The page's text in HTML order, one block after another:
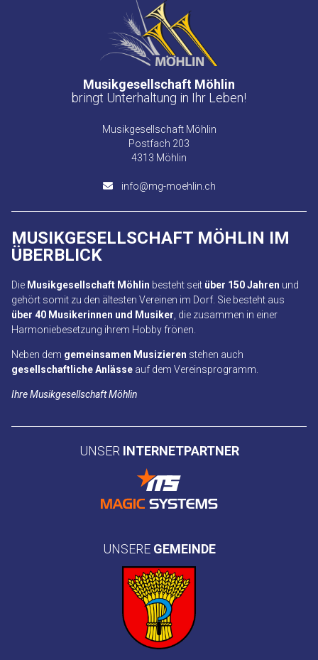
Musikgesellschaft Möhlin
bringt Unterhaltung in Ihr Leben!
Musikgesellschaft Möhlin
Postfach 203
4313 Möhlin
info@mg-moehlin.ch
MUSIKGESELLSCHAFT MÖHLIN IM
ÜBERBLICK
Die Musikgesellschaft Möhlin besteht seit über 150 Jahren und
gehört somit zu den ältesten Vereinen im Dorf. Sie besteht aus
über 40 Musikerinnen und Musiker, die zusammen in einer
Harmoniebesetzung ihrem Hobby frönen.
Neben dem gemeinsamen Musizieren stehen auch
gesellschaftliche Anlässe auf dem Vereinsprogramm.
Ihre Musikgesellschaft Möhlin
UNSER INTERNETPARTNER
UNSERE GEMEINDE